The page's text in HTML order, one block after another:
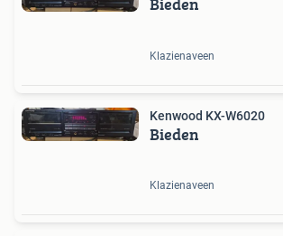
Klazienaveen
Kenwood KX-W6020
Bieden
Klazienaveen